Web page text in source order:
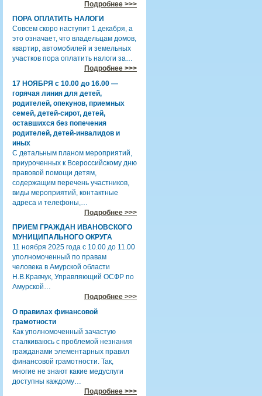
Подробнее >>>
ПОРА ОПЛАТИТЬ НАЛОГИ
Совсем скоро наступит 1 декабря, а
это означает, что владельцам домов,
квартир, автомобилей и земельных
участков пора оплатить налоги за…
Подробнее >>>
17 НОЯБРЯ с 10.00 до 16.00 —
горячая линия для детей,
родителей, опекунов, приемных
семей, детей-сирот, детей,
оставшихся без попечения
родителей, детей-инвалидов и
иных
С детальным планом мероприятий,
приуроченных к Всероссийскому дню
правовой помощи детям,
содержащим перечень участников,
виды мероприятий, контактные
адреса и телефоны,…
Подробнее >>>
ПРИЕМ ГРАЖДАН ИВАНОВСКОГО
МУНИЦИПАЛЬНОГО ОКРУГА
11 ноября 2025 года с 10.00 до 11.00
уполномоченный по правам
человека в Амурской области
Н.В.Кравчук, Управляющий ОСФР по
Амурской…
Подробнее >>>
О правилах финансовой
грамотности
Как уполномоченный зачастую
сталкиваюсь с проблемой незнания
гражданами элементарных правил
финансовой грамотности. Так,
многие не знают какие медуслуги
доступны каждому…
Подробнее >>>